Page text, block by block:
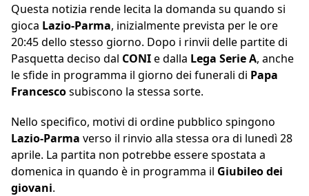
Questa notizia rende lecita la domanda su quando si
gioca Lazio-Parma, inizialmente prevista per le ore
20:45 dello stesso giorno. Dopo i rinvii delle partite di
Pasquetta deciso dal CONIe dalla Lega Serie A, anche
le sfide in programma il giorno dei funerali di Papa
Francescosubiscono la stessa sorte.
Nello specifico, motivi di ordine pubblico spingono
Lazio-Parma verso il rinvio alla stessa ora di lunedì 28
aprile. La partita non potrebbe essere spostata a
domenica in quando è in programma il Giubileo dei
giovani.